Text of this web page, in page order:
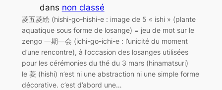
dans non classé
菱五菱絵 (hishi-go-hishi-e : image de 5 « ishi » (plante
aquatique sous forme de losange) = jeu de mot sur le
zengo 一期一会 (ichi-go-ichi-e : l’unicité du moment
d’une rencontre), à l’occasion des losanges utilisées
pour les cérémonies du thé du 3 mars (hinamatsuri)
le 菱 (hishi) n’est ni une abstraction ni une simple forme
décorative. c’est d’abord une…